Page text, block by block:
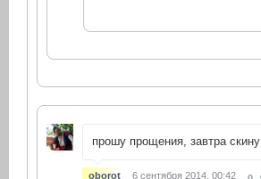
прошу прощения, завтра скину
oborot 6 сентября 2014, 00:42